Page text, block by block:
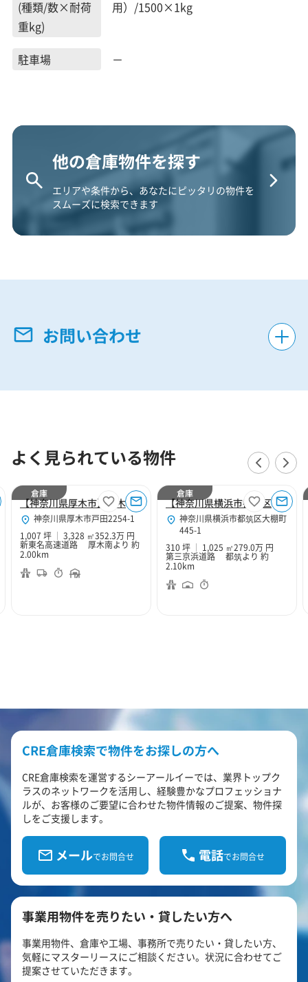
(種類/数×耐荷
重kg)
用）/1500×1kg
駐車場 －
他の倉庫物件を探す
エリアや条件から、あなたにピッタリの物件を
スムーズに検索できます
お問い合わせ
よく見られている物件
【神奈川県厚木市】厚木１０２
神奈川県厚木市戸田2254-1
1,007 坪
3,328 ㎡352.3万 円
新東名高速道路 厚木南より 約
2.00km
倉庫
【神奈川県横浜市都筑区】横浜中央２
神奈川県横浜市都筑区大棚町
445-1
310 坪
1,025 ㎡279.0万 円
第三京浜道路 都筑より 約
2.10km
倉庫
CRE倉庫検索で物件をお探しの方へ
CRE倉庫検索を運営するシーアールイーでは、業界トップク
ラスのネットワークを活用し、経験豊かなプロフェッショナ
ルが、お客様のご要望に合わせた物件情報のご提案、物件探
しをご支援します。
メールでお問合せ 電話でお問合せ
事業用物件を売りたい・貸したい方へ
事業用物件、倉庫や工場、事務所で売りたい・貸したい方、
気軽にマスターリースにご相談ください。状況に合わせてご
提案させていただきます。